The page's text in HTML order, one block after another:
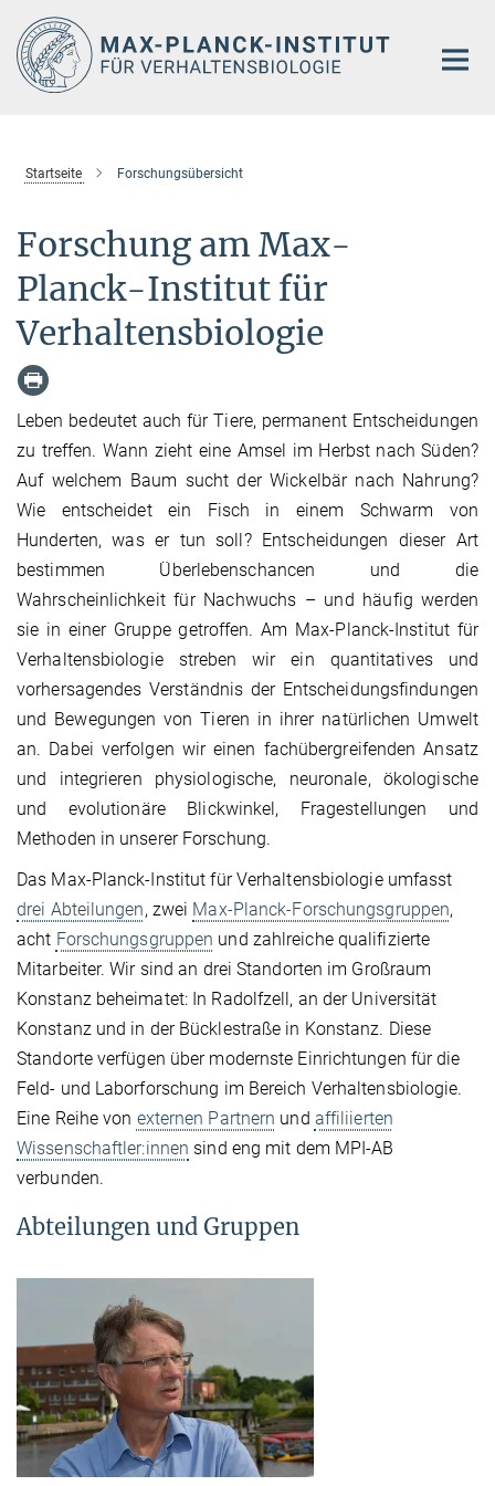
Hauptinhalt
Startseite Forschungsübersicht
Forschung am Max-
Planck-Institut für
Verhaltensbiologie
Leben bedeutet auch für Tiere, permanent Entscheidungen
zu treffen. Wann zieht eine Amsel im Herbst nach Süden?
Auf welchem Baum sucht der Wickelbär nach Nahrung?
Wie entscheidet ein Fisch in einem Schwarm von
Hunderten, was er tun soll? Entscheidungen dieser Art
bestimmen Überlebenschancen und die
Wahrscheinlichkeit für Nachwuchs – und häufig werden
sie in einer Gruppe getroffen. Am Max-Planck-Institut für
Verhaltensbiologie streben wir ein quantitatives und
vorhersagendes Verständnis der Entscheidungsfindungen
und Bewegungen von Tieren in ihrer natürlichen Umwelt
an. Dabei verfolgen wir einen fachübergreifenden Ansatz
und integrieren physiologische, neuronale, ökologische
und evolutionäre Blickwinkel, Fragestellungen und
Methoden in unserer Forschung.
Das Max-Planck-Institut für Verhaltensbiologie umfasst
drei Abteilungen, zwei Max-Planck-Forschungsgruppen,
acht Forschungsgruppen und zahlreiche qualifizierte
Mitarbeiter. Wir sind an drei Standorten im Großraum
Konstanz beheimatet: In Radolfzell, an der Universität
Konstanz und in der Bücklestraße in Konstanz. Diese
Standorte verfügen über modernste Einrichtungen für die
Feld- und Laborforschung im Bereich Verhaltensbiologie.
Eine Reihe von externen Partnern und affiliierten
Wissenschaftler:innen sind eng mit dem MPI-AB
verbunden.
Abteilungen und Gruppen